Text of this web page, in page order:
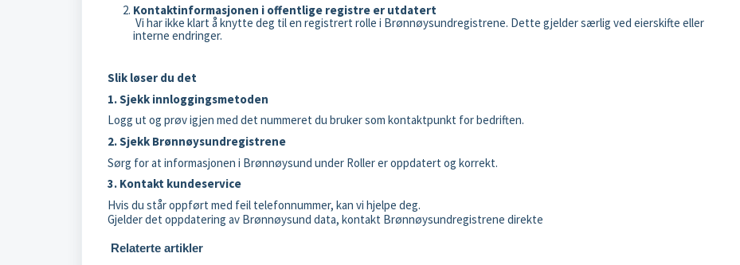
Kontaktinformasjonen i offentlige registre er utdatert
Vi har ikke klart å knytte deg til en registrert rolle i Brønnøysundregistrene. Dette gjelder særlig ved eierskifte eller
interne endringer.
Slik løser du det
1. Sjekk innloggingsmetoden
Logg ut og prøv igjen med det nummeret du bruker som kontaktpunkt for bedriften.
2. Sjekk Brønnøysundregistrene
Sørg for at informasjonen i Brønnøysund under Roller er oppdatert og korrekt.
3. Kontakt kundeservice
Hvis du står oppført med feil telefonnummer, kan vi hjelpe deg.
Gjelder det oppdatering av Brønnøysund data, kontakt Brønnøysundregistrene direkte
Relaterte artikler